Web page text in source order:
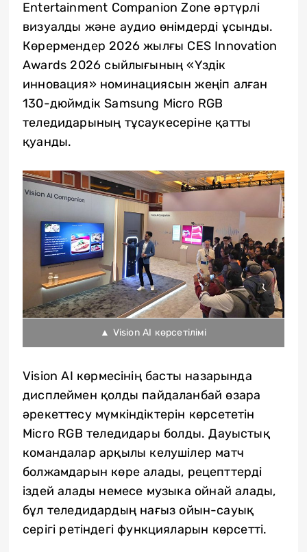
Entertainment Companion Zone әртүрлі
визуалды және аудио өнімдерді ұсынды.
Көрермендер 2026 жылғы CES Innovation
Awards 2026 сыйлығының «Үздік
инновация» номинациясын жеңіп алған
130-дюймдік Samsung Micro RGB
теледидарының тұсаукесеріне қатты
қуанды.
▲ Vision AI көрсетілімі
Vision AI көрмесінің басты назарында
дисплеймен қолды пайдаланбай өзара
әрекеттесу мүмкіндіктерін көрсететін
Micro RGB теледидары болды. Дауыстық
командалар арқылы келушілер матч
болжамдарын көре алады, рецепттерді
іздей алады немесе музыка ойнай алады,
бұл теледидардың нағыз ойын-сауық
серігі ретіндегі функцияларын көрсетті.